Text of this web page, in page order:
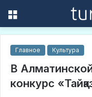
Главное Культура
В
конкурс